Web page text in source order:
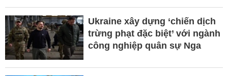
Ukraine xây dựng ‘chiến dịch
trừng phạt đặc biệt’ với ngành
công nghiệp quân sự Nga